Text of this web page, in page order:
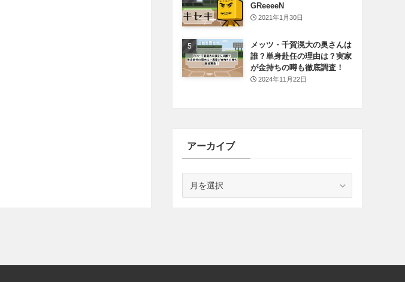
GReeeeN
2021年1月30日
メッツ・千賀滉大の奥さんは
誰？単身赴任の理由は？実家
が金持ちの噂も徹底調査！
2024年11月22日
アーカイブ